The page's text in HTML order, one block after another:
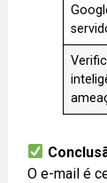
O e-mail é